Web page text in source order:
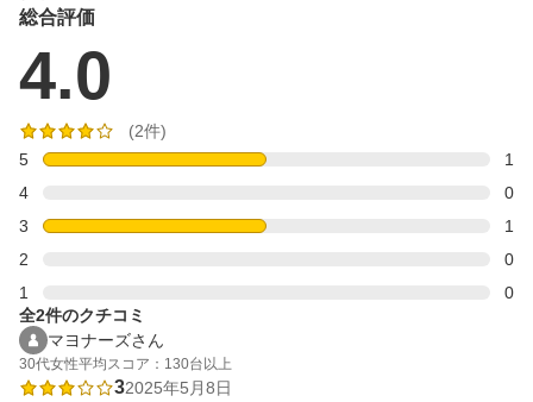
総合評価
4.0
(2件)
5
1
4
0
3
1
2
0
1
0
全2件のクチコミ
マヨナーズさん
30代女性平均スコア：130台以上
32025年5月8日